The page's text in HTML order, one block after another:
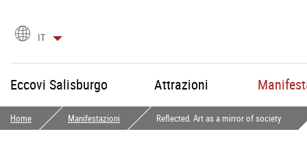
Scegli
lingua
IT
Eccovi Salisburgo Attrazioni
Home Manifestazioni Reflected. Art as a mirror of society